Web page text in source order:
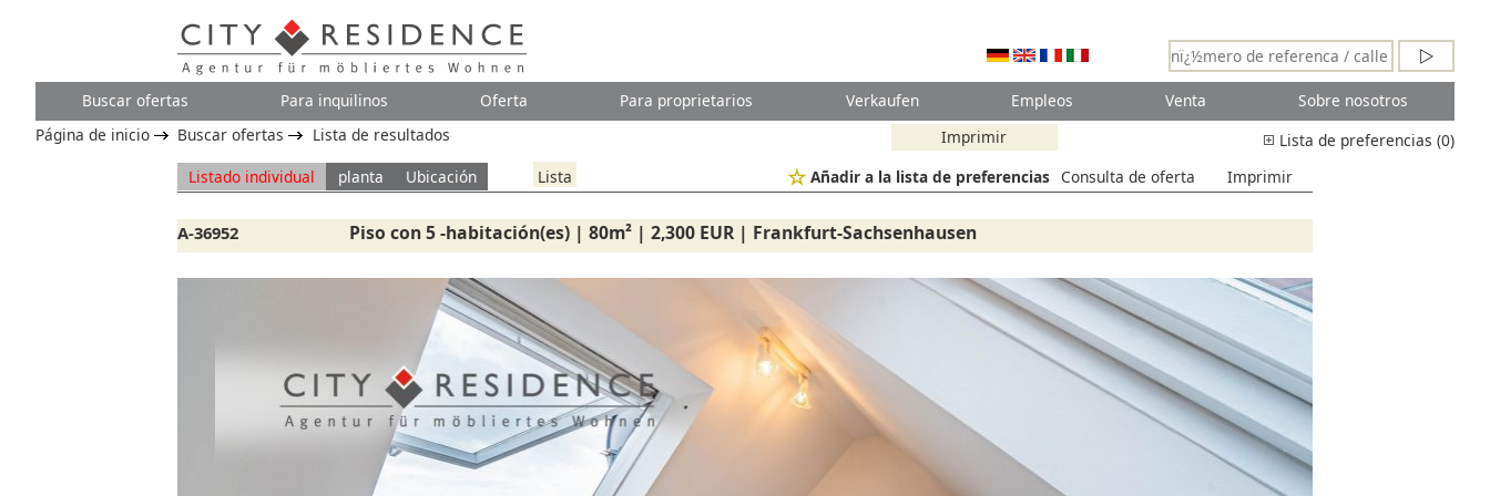
Buscar ofertas Para inquilinos Oferta Para proprietarios Verkaufen Empleos Venta
Sobre nosotros
Lista de preferencias (0)
Imprimir
Página de inicio Buscar ofertas
Lista de resultados
Listado individual
planta Ubicación Lista Imprimir
Consulta de oferta
Añadir a la lista de preferencias
A-36952 Piso con 5 -habitación(es) | 80m² | 2,300 EUR | Frankfurt-Sachsenhausen